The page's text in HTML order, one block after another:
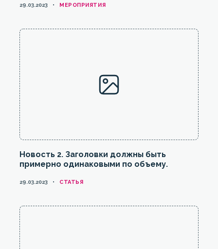
29.03.2023 КАТЕГОРИИ
МЕРОПРИЯТИЯ
Новость 2. Заголовки должны быть
примерно одинаковыми по объему.
29.03.2023 КАТЕГОРИИ
CТАТЬЯ